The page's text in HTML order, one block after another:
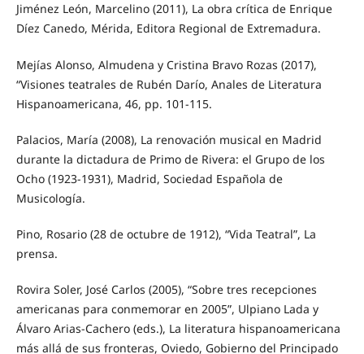
Jiménez León, Marcelino (2011), La obra crítica de Enrique
Díez Canedo, Mérida, Editora Regional de Extremadura.
Mejías Alonso, Almudena y Cristina Bravo Rozas (2017),
“Visiones teatrales de Rubén Darío, Anales de Literatura
Hispanoamericana, 46, pp. 101-115.
Palacios, María (2008), La renovación musical en Madrid
durante la dictadura de Primo de Rivera: el Grupo de los
Ocho (1923-1931), Madrid, Sociedad Española de
Musicología.
Pino, Rosario (28 de octubre de 1912), “Vida Teatral”, La
prensa.
Rovira Soler, José Carlos (2005), “Sobre tres recepciones
americanas para conmemorar en 2005”, Ulpiano Lada y
Álvaro Arias-Cachero (eds.), La literatura hispanoamericana
más allá de sus fronteras, Oviedo, Gobierno del Principado